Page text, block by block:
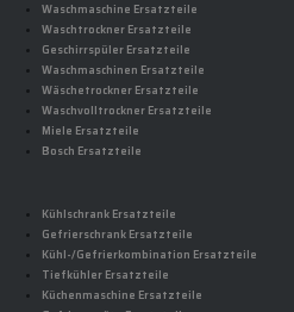
Waschmaschine Ersatzteile
Waschtrockner Ersatzteile
Geschirrspüler Ersatzteile
Waschmaschinen Ersatzteile
Wäschetrockner Ersatzteile
Waschvolltrockner Ersatzteile
Miele Ersatzteile
Bosch Ersatzteile
Kühlschrank Ersatzteile
Gefrierschrank Ersatzteile
Kühl-/Gefrierkombination Ersatzteile
Tiefkühler Ersatzteile
Küchenmaschine Ersatzteile